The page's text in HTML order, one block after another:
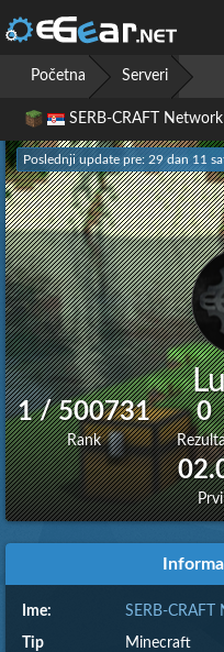
Početna
Serveri
SERB-CRAFT
Poslednji update pre: 29 dan 11
1 / 500731
Rank
0
Ime: SERB-
Tip Minecraft